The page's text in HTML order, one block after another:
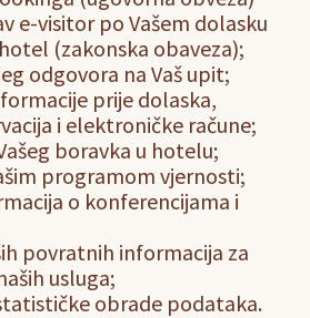
e-visitor po Vašem dolasku
(zakonska obaveza);
odgovora na Vaš upit;
prije dolaska,
i elektroničke račune;
boravka u hotelu;
programom vjernosti;
o konferencijama i
povratnih informacija za
usluga;
obrade podataka.